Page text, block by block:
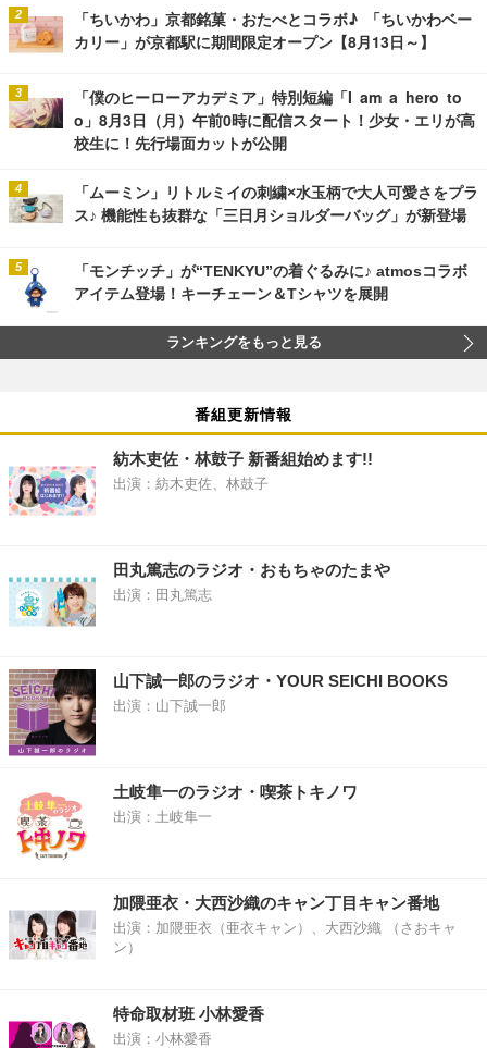
「ちいかわ」京都銘菓・おたべとコラボ♪ 「ちいかわベー
カリー」が京都駅に期間限定オープン【8月13日～】
「僕のヒーローアカデミア」特別短編「I am a hero to
o」8月3日（月）午前0時に配信スタート！少女・エリが高
校生に！先行場面カットが公開
「ムーミン」リトルミイの刺繍×水玉柄で大人可愛さをプラ
ス♪ 機能性も抜群な「三日月ショルダーバッグ」が新登場
「モンチッチ」が“TENKYU”の着ぐるみに♪ atmosコラボ
アイテム登場！キーチェーン＆Tシャツを展開
ランキングをもっと見る
番組更新情報
紡木吏佐・林鼓子 新番組始めます!!
出演：紡木吏佐、林鼓子
田丸篤志のラジオ・おもちゃのたまや
出演：田丸篤志
山下誠一郎のラジオ・YOUR SEICHI BOOKS
出演：山下誠一郎
土岐隼一のラジオ・喫茶トキノワ
出演：土岐隼一
加隈亜衣・大西沙織のキャン丁目キャン番地
出演：加隈亜衣（亜衣キャン）、大西沙織 （さおキャ
ン）
特命取材班 小林愛香
出演：小林愛香